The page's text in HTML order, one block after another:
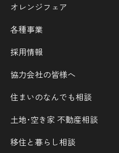
オレンジフェア
各種事業
採用情報
協力会社の皆様へ
住まいのなんでも相談
土地･空き家 不動産相談
移住と暮らし相談